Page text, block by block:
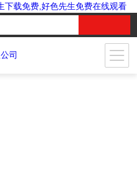
下载免费,好色先生免费在线观看